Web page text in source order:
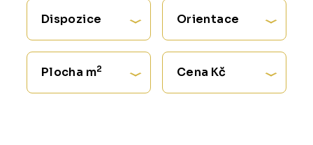
Dispozice Orientace
Plocha m2 Cena Kč